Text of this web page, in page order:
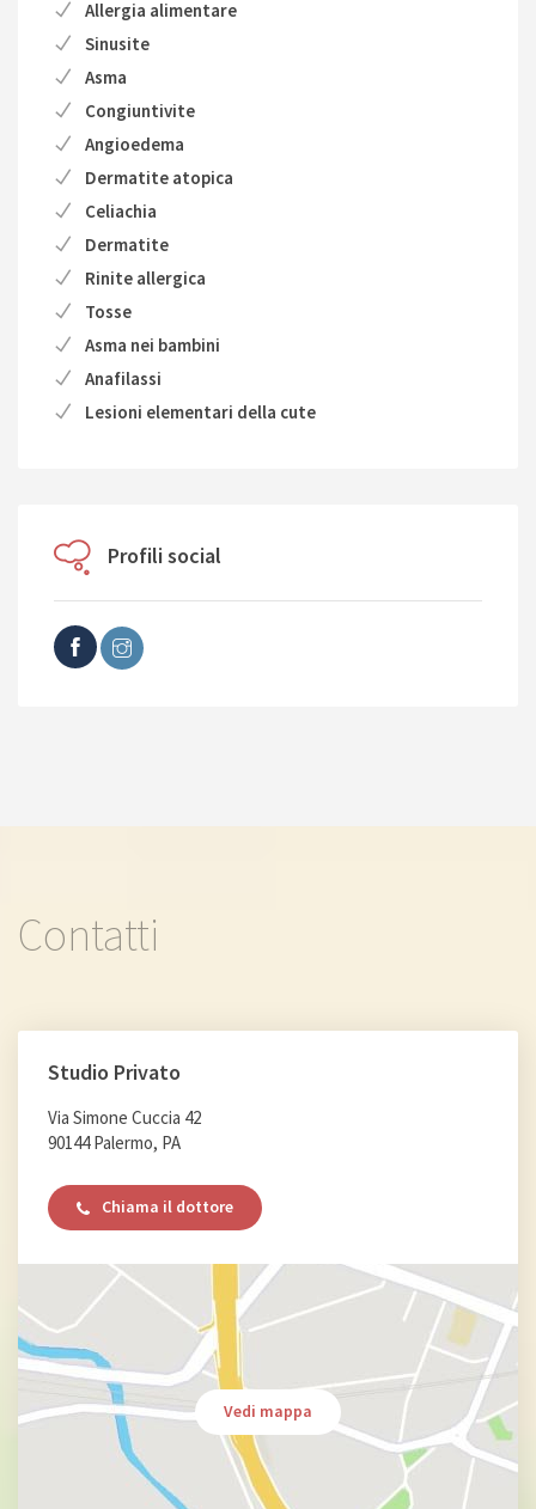
Allergia alimentare
Sinusite
Asma
Congiuntivite
Angioedema
Dermatite atopica
Celiachia
Dermatite
Rinite allergica
Tosse
Asma nei bambini
Anafilassi
Lesioni elementari della cute
Profili social
Contatti
Studio Privato
Via Simone Cuccia 42
90144 Palermo, PA
Chiama il dottore
Vedi mappa